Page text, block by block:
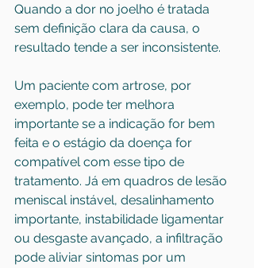
Quando a dor no joelho é tratada
sem definição clara da causa, o
resultado tende a ser inconsistente.
Um paciente com artrose, por
exemplo, pode ter melhora
importante se a indicação for bem
feita e o estágio da doença for
compatível com esse tipo de
tratamento. Já em quadros de lesão
meniscal instável, desalinhamento
importante, instabilidade ligamentar
ou desgaste avançado, a infiltração
pode aliviar sintomas por um